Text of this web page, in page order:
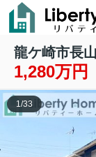
龍ケ崎市長
1,280万円
1/33